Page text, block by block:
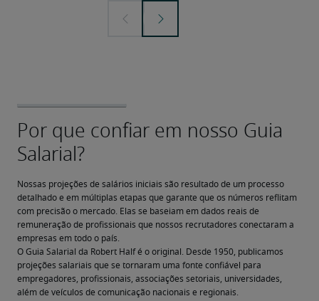
Nossas projeções de salários iniciais são resultado de um processo
detalhado e em múltiplas etapas que garante que os números reflitam
com precisão o mercado. Elas se baseiam em dados reais de
remuneração de profissionais que nossos recrutadores conectaram a
empresas em todo o país.
O Guia Salarial da Robert Half é o original. Desde 1950, publicamos
projeções salariais que se tornaram uma fonte confiável para
empregadores, profissionais, associações setoriais, universidades,
além de veículos de comunicação nacionais e regionais.